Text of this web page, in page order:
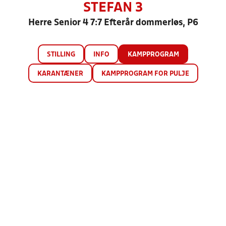
STEFAN 3
Herre Senior 4 7:7 Efterår dommerløs, P6
STILLING INFO KAMPPROGRAM
KARANTÆNER KAMPPROGRAM FOR PULJE